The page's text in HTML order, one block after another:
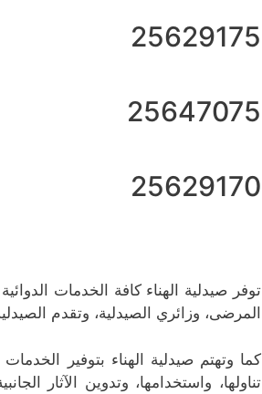
25629175
25647075
25629170
توفر صيدلية الهناء كافة الخدمات
المرضى، وزائري الصيدلية، وتقدم
كما وتهتم صيدلية الهناء بتوفير
تناولها، واستخدامها، وتدوين